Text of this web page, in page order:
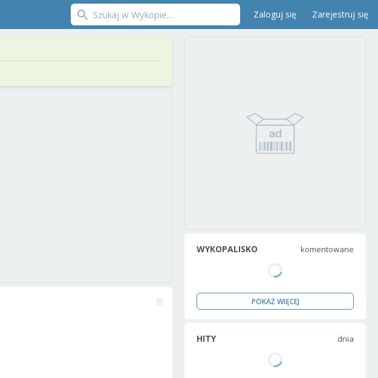
Zaloguj się Zarejestruj się
WYKOPALISKO komentowane
POKAŻ WIĘCEJ
HITY dnia